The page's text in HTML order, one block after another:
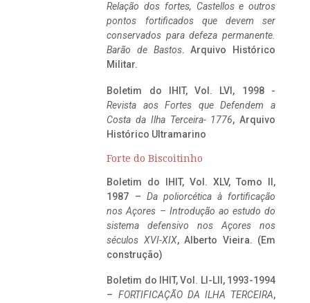
Relação dos fortes, Castellos e outros
pontos fortificados que devem ser
conservados para defeza permanente.
Barão de Bastos. Arquivo Histórico
Militar.
Boletim do IHIT, Vol. LVI, 1998 -
Revista aos Fortes que Defendem a
Costa da Ilha Terceira- 1776, Arquivo
Histórico Ultramarino
Forte do Biscoitinho
Boletim do IHIT, Vol. XLV, Tomo II,
1987 – Da poliorcética à fortificação
nos Açores – Introdução ao estudo do
sistema defensivo nos Açores nos
séculos XVI-XIX, Alberto Vieira. (Em
construção)
Boletim do IHIT, Vol. LI-LII, 1993-1994
– FORTIFICAÇÃO DA ILHA TERCEIRA,